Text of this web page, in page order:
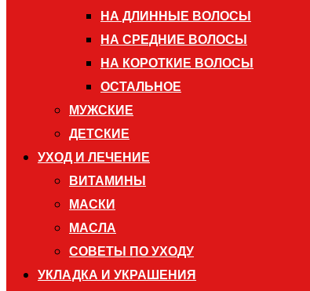
НА ДЛИННЫЕ ВОЛОСЫ
НА СРЕДНИЕ ВОЛОСЫ
НА КОРОТКИЕ ВОЛОСЫ
ОСТАЛЬНОЕ
МУЖСКИЕ
ДЕТСКИЕ
УХОД И ЛЕЧЕНИЕ
ВИТАМИНЫ
МАСКИ
МАСЛА
СОВЕТЫ ПО УХОДУ
УКЛАДКА И УКРАШЕНИЯ